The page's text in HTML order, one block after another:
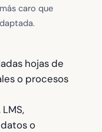
caro que
hojas de
o procesos
o